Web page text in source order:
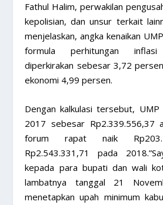
Fathul Halim, perwakilan
kepolisian, dan unsur terkait
menjelaskan, angka kenaikan
formula perhitungan
diperkirakan sebesar 3,72
ekonomi 4,99 persen.
Dengan kalkulasi tersebut,
2017 sebesar Rp2.339.556,37
forum rapat naik
Rp2.543.331,71 pada
kepada para bupati dan wali
lambatnya tanggal 21
menetapkan upah minimum